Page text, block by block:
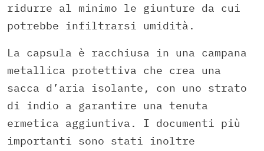
ridurre al minimo le giunture da cui
potrebbe infiltrarsi umidità.
La capsula è racchiusa in una campana
metallica protettiva che crea una
sacca d’aria isolante, con uno strato
di indio a garantire una tenuta
ermetica aggiuntiva. I documenti più
importanti sono stati inoltre